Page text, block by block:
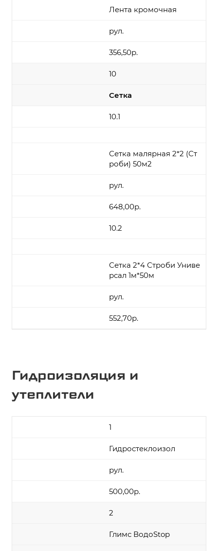
Лента кромочная
рул.
356,50р.
10
Сетка
10.1
Сетка малярная 2*2 (Ст
роби) 50м2
рул.
648,00р.
10.2
Сетка 2*4 Строби Униве
рсал 1м*50м
рул.
552,70р.
Гидроизоляция и
утеплители
1
Гидростеклоизол
рул.
500,00р.
2
Глимс ВодоStop